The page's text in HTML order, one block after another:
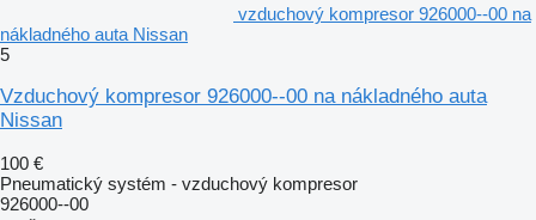
vzduchový kompresor 926000--00 na
nákladného auta Nissan
5
Vzduchový kompresor 926000--00 na nákladného auta
Nissan
100 €
Pneumatický systém - vzduchový kompresor
926000--00